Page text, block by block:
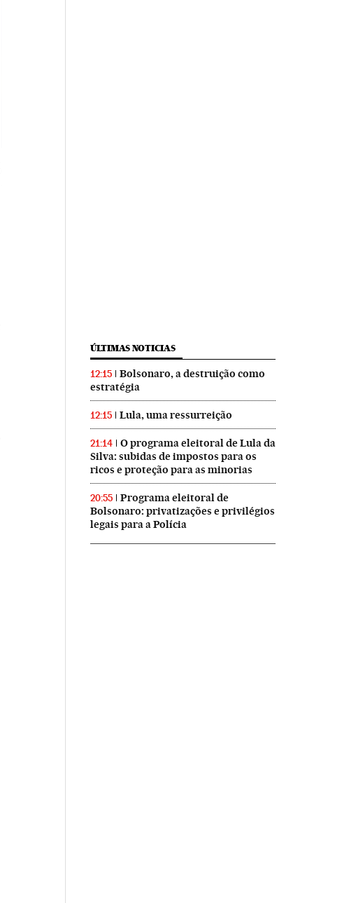
ÚLTIMAS NOTICIAS
12:15
Bolsonaro, a destruição como
estratégia
12:15 Lula, uma ressurreição
21:14
O programa eleitoral de Lula da
Silva: subidas de impostos para os
ricos e proteção para as minorias
20:55
Programa eleitoral de
Bolsonaro: privatizações e privilégios
legais para a Polícia